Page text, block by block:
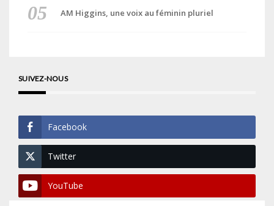
AM Higgins, une voix au féminin pluriel
SUIVEZ-NOUS
Facebook
Twitter
YouTube